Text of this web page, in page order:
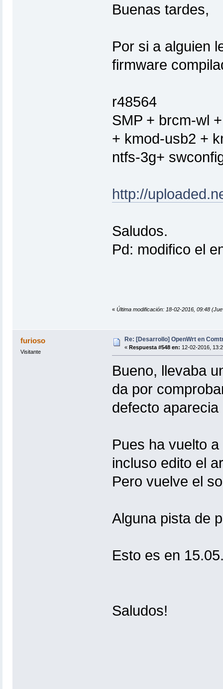
Buenas tardes,
Por si a alguien
firmware
r48564
SMP + brcm-wl
+ kmod-usb2 +
ntfs-3g+
http://
Saludos.
Pd: modifico el
« Última modificación: 18-02-2016, 09:48
furioso
Visitante
Re: [Desarrollo] OpenWrt en
« Respuesta #548 en: 12-02-2016,
Bueno, llevaba
da por
defecto
Pues ha vuelto
incluso edito el
Pero vuelve el
Alguna pista de
Esto es en
Saludos!